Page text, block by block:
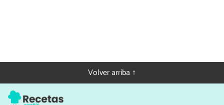
Volver arriba ↑